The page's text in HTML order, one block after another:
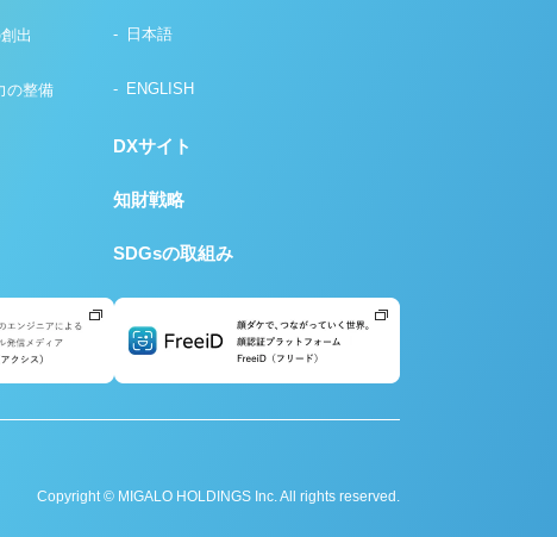
出
の整備
日本語
ENGLISH
DXサイト
知財戦略
SDGsの取組み
Copyright © MIGALO HOLDINGS Inc. All rights reserved.